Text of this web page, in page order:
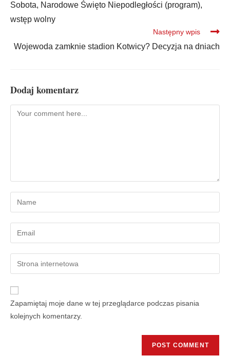
Sobota, Narodowe Święto Niepodległości (program),
wstęp wolny
Następny wpis
Wojewoda zamknie stadion Kotwicy? Decyzja na dniach
Dodaj komentarz
Zapamiętaj moje dane w tej przeglądarce podczas pisania
kolejnych komentarzy.